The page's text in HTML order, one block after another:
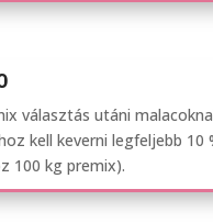
választás utáni
kell keverni legfeljebb 10
100 kg premix).